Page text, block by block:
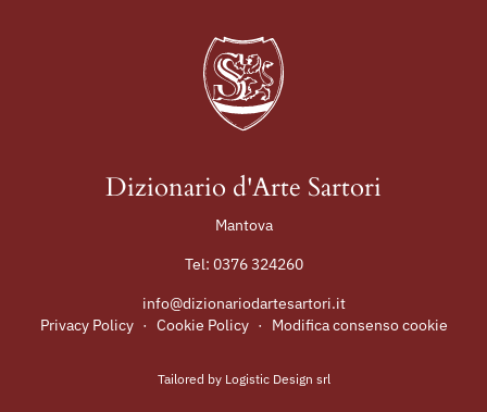
Dizionario d'Arte Sartori
Mantova
Tel: 0376 324260
info@dizionariodartesartori.it
Privacy Policy · Cookie Policy · Modifica consenso cookie
Tailored by Logistic Design srl